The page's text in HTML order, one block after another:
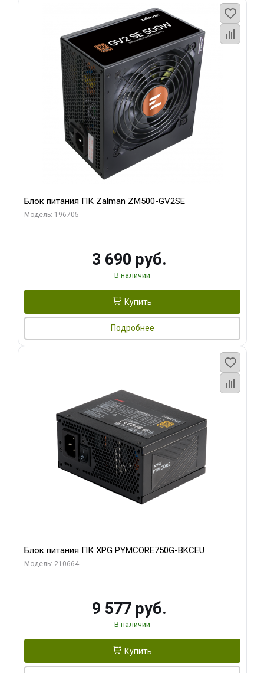
Блок питания ПК Zalman ZM500-GV2SE
Модель: 196705
3 690 руб.
В наличии
Купить
Подробнее
Блок питания ПК XPG PYMCORE750G-BKCEU
Модель: 210664
9 577 руб.
В наличии
Купить